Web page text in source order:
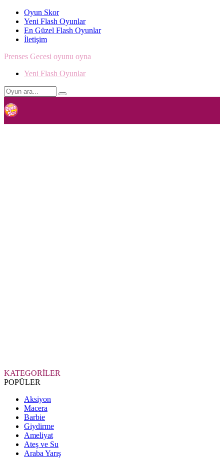
Oyun Skor
Yeni Flash Oyunlar
En Güzel Flash Oyunlar
İletişim
Prenses Gecesi oyunu oyna
Yeni Flash Oyunlar
KATEGORİLER
POPÜLER
Aksiyon
Macera
Barbie
Giydirme
Ameliyat
Ateş ve Su
Araba Yarış